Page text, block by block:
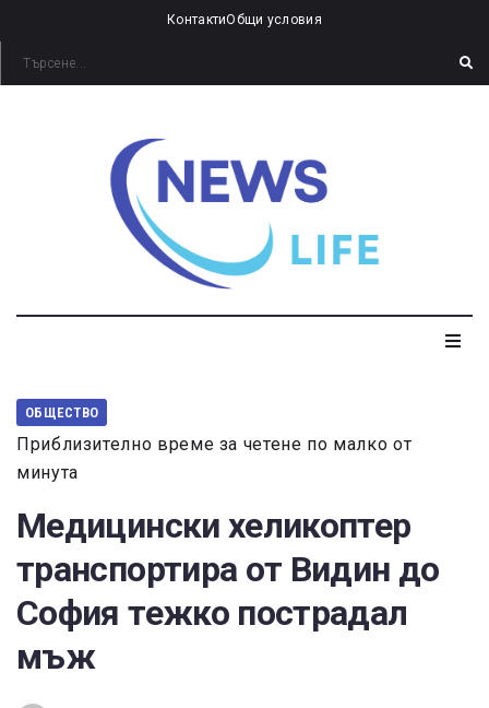
КонтактиОбщи условия
ОБЩЕСТВО
Приблизително време за четене по малко от
минута
Медицински хеликоптер
транспортира от Видин до
София тежко пострадал
мъж